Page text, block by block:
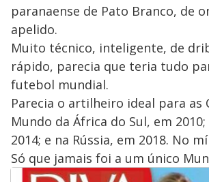
paranaense de Pato Branco, de
apelido.
Muito técnico, inteligente, de
rápido, parecia que teria tudo
futebol mundial.
Parecia o artilheiro ideal para as
Mundo da África do Sul, em
2014; e na Rússia, em 2018. No
Só que jamais foi a um único